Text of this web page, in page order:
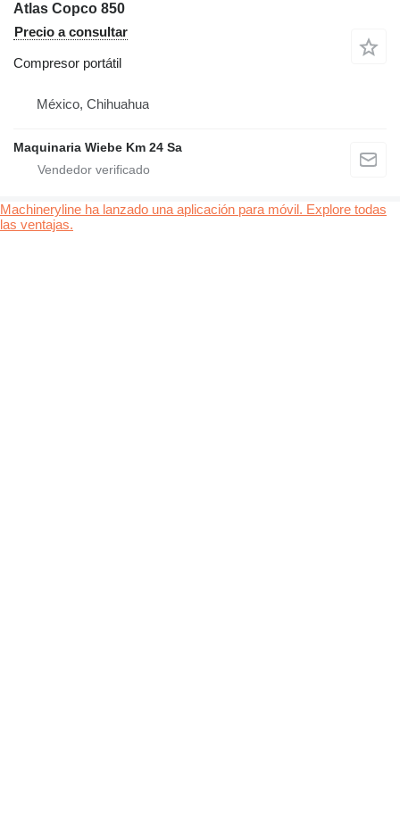
Atlas Copco 850
Precio a consultar
Compresor portátil
México, Chihuahua
Maquinaria Wiebe Km 24 Sa
Machineryline ha lanzado una aplicación para móvil. Explore todas
las ventajas.